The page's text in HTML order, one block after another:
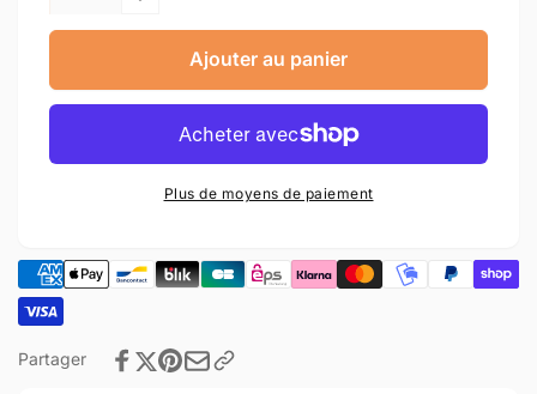
quantité
screw
Réduire
la
quantité
de
Set
screw
1
assembly
Ajouter au panier
Plus de moyens de paiement
Partager